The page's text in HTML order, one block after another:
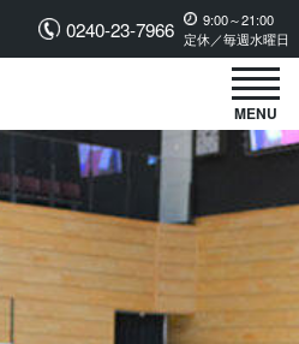
0240-23-7966
9:00～21:00
定休／毎週水曜日
MENU